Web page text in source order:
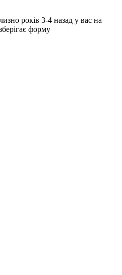
років 3-4 назад у вас на
форму